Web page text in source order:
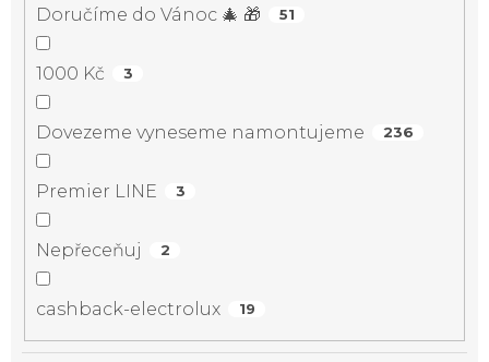
Doručíme do Vánoc 🎄 🎁 51
1000 Kč 3
Dovezeme vyneseme namontujeme 236
Premier LINE 3
Nepřeceňuj 2
cashback-electrolux 19